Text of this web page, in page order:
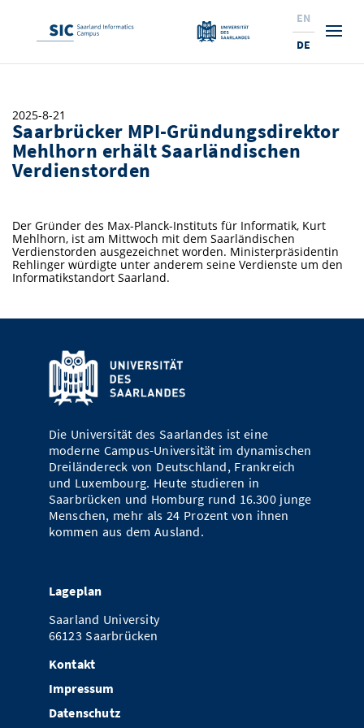
Interessierte & BewerberInnen
Studienangebot
10 Gründe für den SIC
NEU: Internationale Studiengänge
Studierende
Beratung für Studierende
Lehrveranstaltungen & AnsprechpartnerInnen
Prüfungsangelegenheiten
Vom Studium in den Beruf
Service und Support
ProfessorInnen
Stellenangebote
Bibliothek
Study Scheduler
Forschung
Institute & Forschungsthemen
Ranking
Forschungsfelder
Forschungsgruppen
Bibliothek
Promotion
Gründen & Investieren
Stellenangebote
News
Preise, Auszeichnungen und Förderungen
Forschungshighlights
Termine, Vorträge und Veranstaltungen
Wirtschaft
Innovationsstandort
Expertise am SIC
Kooperieren & Investieren
Forschungsinstitutionen
Start-ups
News & Termine
Forschungshighlights
Termine, Vorträge und Veranstaltungen
Pressemeldungen
IT-Themenabend
Über Uns
Saarland Informatics Campus
Standort
Forschungsinstitutionen
Ranking
Marketing & Öffentlichkeitsarbeit
Pressespiegel
Preise, Auszeichnungen und Förderungen
Kontakt
SIC Merchandise
SIC Podcast
Kontakte & Anfahrt
Anfahrt
AnsprechpartnerInnen, Personen, Forschungsgruppen
Termine, Vorträge und Veranstaltungen
Alumni
EN
DE
2025-8-21
Saarbrücker MPI-Gründungsdirektor
Mehlhorn erhält Saarländischen
Verdienstorden
Der Gründer des Max-Planck-Instituts für Informatik, Kurt
Mehlhorn, ist am Mittwoch mit dem Saarländischen
Verdienstorden ausgezeichnet worden. Ministerpräsidentin
Rehlinger würdigte unter anderem seine Verdienste um den
Informatikstandort Saarland.
Die Universität des Saarlandes ist eine
moderne Campus-Universität im dynamischen
Dreiländereck von Deutschland, Frankreich
und Luxembourg. Heute studieren in
Saarbrücken und Homburg rund 16.300 junge
Menschen, mehr als 24 Prozent von ihnen
kommen aus dem Ausland.
Lageplan
Saarland University
66123 Saarbrücken
Kontakt
Impressum
Datenschutz